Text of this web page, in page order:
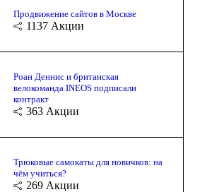
Продвижение сайтов в Москве
1137 Акции
Роан Деннис и британская
велокоманда INEOS подписали
контракт
363 Акции
Трюковые самокаты для новичков: на
чём учиться?
269 Акции